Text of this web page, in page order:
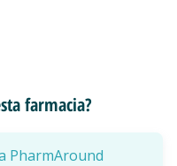
farmacia?
PharmAround